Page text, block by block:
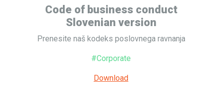
Code of business conduct
Slovenian version
Prenesite naš kodeks poslovnega ravnanja
#Corporate
Download